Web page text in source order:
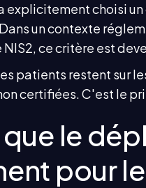
explicitement choisi
un contexte
ce critère est
patients restent sur
certifiées. C'est le
le
pour